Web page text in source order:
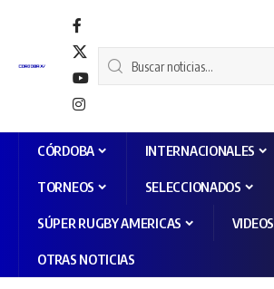
CÓRDOBA INTERNACIONALES
TORNEOS SELECCIONADOS
SÚPER RUGBY AMERICAS VIDEOS
OTRAS NOTICIAS